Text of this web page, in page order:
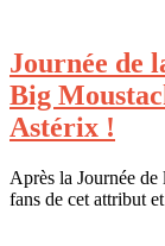
Journée de
Big
Astérix !
Après la Journée de
fans de cet attribut